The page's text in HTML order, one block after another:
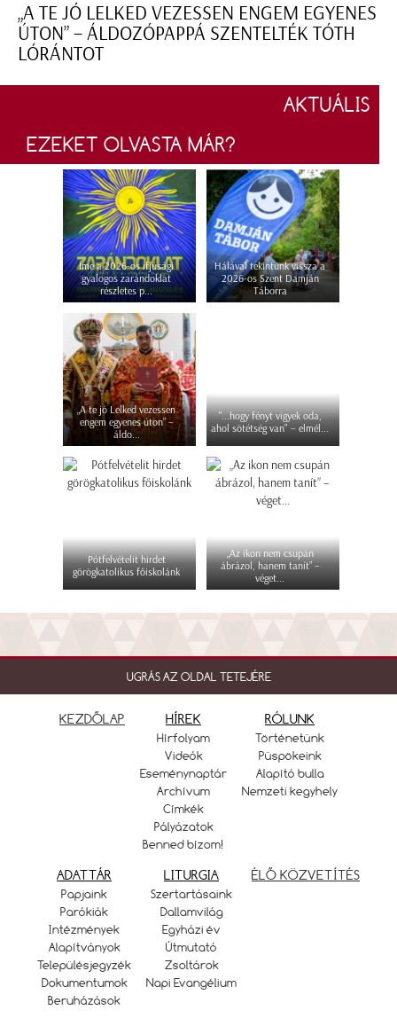
„A TE JÓ LELKED VEZESSEN ENGEM EGYENES
ÚTON” – ÁLDOZÓPAPPÁ SZENTELTÉK TÓTH
LÓRÁNTOT
AKTUÁLIS
EZEKET OLVASTA MÁR?
Íme a 2026-os ifjúsági
gyalogos zarándoklat
részletes p...
Hálával tekintünk vissza a
2026-os Szent Damján
Táborra
„A te jó Lelked vezessen
engem egyenes úton” –
áldo...
"...hogy fényt vigyek oda,
ahol sötétség van" – elmél...
Pótfelvételit hirdet
görögkatolikus főiskolánk
„Az ikon nem csupán
ábrázol, hanem tanít” –
véget...
UGRÁS AZ OLDAL TETEJÉRE
KEZDŐLAP HÍREK
Hírfolyam
Videók
Eseménynaptár
Archívum
Címkék
Pályázatok
Benned bízom!
RÓLUNK
Történetünk
Püspökeink
Alapító bulla
Nemzeti kegyhely
ADATTÁR
Papjaink
Parókiák
Intézmények
Alapítványok
Településjegyzék
Dokumentumok
Beruházások
LITURGIA
Szertartásaink
Dallamvilág
Egyházi év
Útmutató
Zsoltárok
Napi Evangélium
ÉLŐ KÖZVETÍTÉS